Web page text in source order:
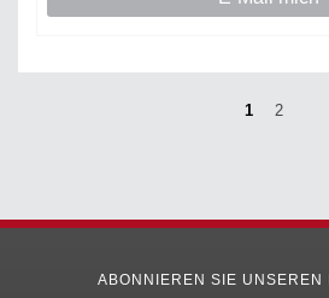
1 2
ABONNIEREN SIE UNSEREN